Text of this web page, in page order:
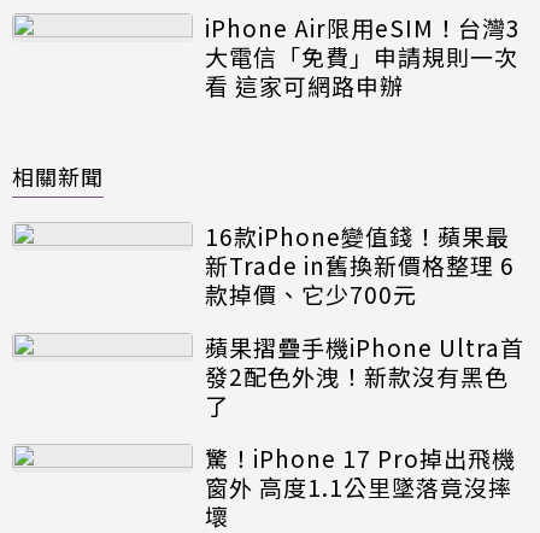
iPhone Air限用eSIM！台灣3
大電信「免費」申請規則一次
看 這家可網路申辦
相關新聞
16款iPhone變值錢！蘋果最
新Trade in舊換新價格整理 6
款掉價、它少700元
蘋果摺疊手機iPhone Ultra首
發2配色外洩！新款沒有黑色
了
驚！iPhone 17 Pro掉出飛機
窗外 高度1.1公里墜落竟沒摔
壞